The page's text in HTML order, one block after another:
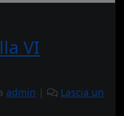
VI
admin |
Lascia un